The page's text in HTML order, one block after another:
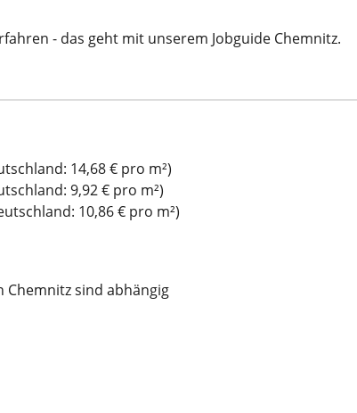
- das geht mit unserem Jobguide Chemnitz.
14,68 € pro m²)
9,92 € pro m²)
10,86 € pro m²)
sind abhängig